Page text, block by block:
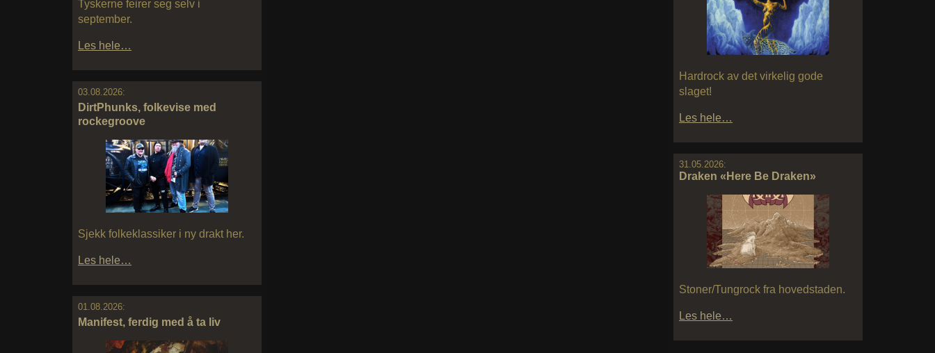
Tyskerne feirer seg selv i
september.
Les hele…
03.08.2026:
DirtPhunks, folkevise med
rockegroove
Sjekk folkeklassiker i ny drakt her.
Les hele…
01.08.2026:
Manifest, ferdig med å ta liv
Hardrock av det virkelig gode
slaget!
Les hele…
31.05.2026:
Draken «Here Be Draken»
Stoner/Tungrock fra hovedstaden.
Les hele…